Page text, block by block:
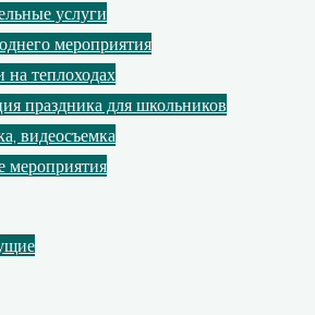
услуги
мероприятия
на теплоходах
праздника для школьников
видеосъемка
мероприятия